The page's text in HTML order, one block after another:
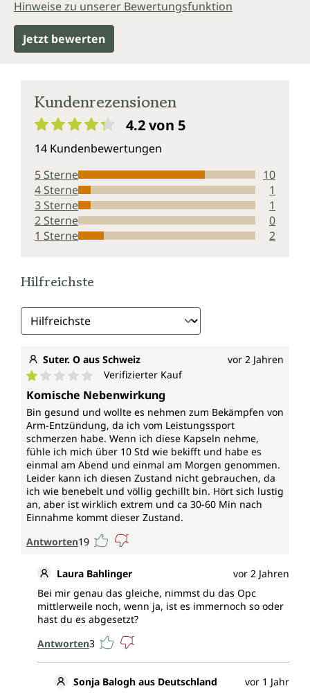
Hinweise zu unserer Bewertungsfunktion
Jetzt bewerten
Kundenrezensionen
4.2 von 5
14 Kundenbewertungen
5 Sterne
10
4 Sterne
1
3 Sterne
1
2 Sterne
0
1 Sterne
2
Hilfreichste
Suter. O aus Schweiz vor 2 Jahren
Durchschnittliche Bewertung von 1 von 5 Sternen
Verifizierter Kauf
Komische Nebenwirkung
Bin gesund und wollte es nehmen zum Bekämpfen von
Arm-Entzündung, da ich vom Leistungssport
schmerzen habe. Wenn ich diese Kapseln nehme,
fühle ich mich über 10 Std wie bekifft und habe es
einmal am Abend und einmal am Morgen genommen.
Leider kann ich diesen Zustand nicht gebrauchen, da
ich wie benebelt und völlig gechillt bin. Hört sich lustig
an, aber ist wirklich extrem und ca 30-60 Min nach
Einnahme kommt dieser Zustand.
Antworten19
Laura Bahlinger
vor 2 Jahren
Bei mir genau das gleiche, nimmst du das Opc
mittlerweile noch, wenn ja, ist es immernoch so oder
hast du es abgesetzt?
Antworten3
Sonja Balogh aus Deutschland
vor 1 Jahr